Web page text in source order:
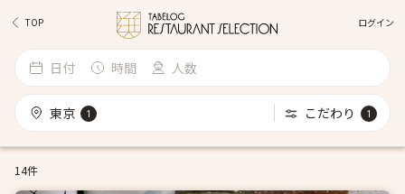
TOP ログイン
日付 時間 人数
東京 1 こだわり 1
14件